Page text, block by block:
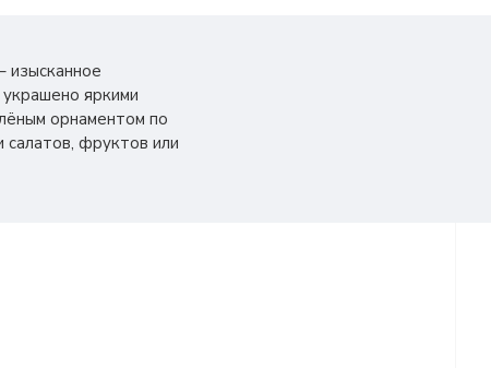
изысканное
яркими
орнаментом по
фруктов или